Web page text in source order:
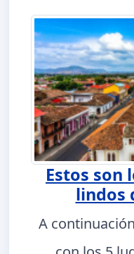
Estos son
lindos
A